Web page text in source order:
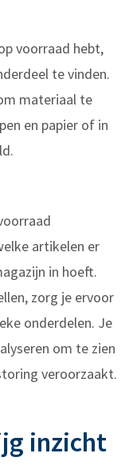
voorraad hebt,
te vinden.
materiaal te
en papier of in
artikelen er
in hoeft.
zorg je ervoor
onderdelen. Je
om te zien
veroorzaakt.
inzicht